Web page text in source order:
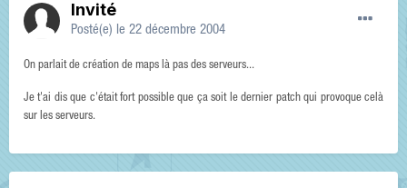
Invité
Posté(e) le 22 décembre 2004
On parlait de création de maps là pas des serveurs...
Je t'ai dis que c'était fort possible que ça soit le dernier patch qui provoque celà
sur les serveurs.